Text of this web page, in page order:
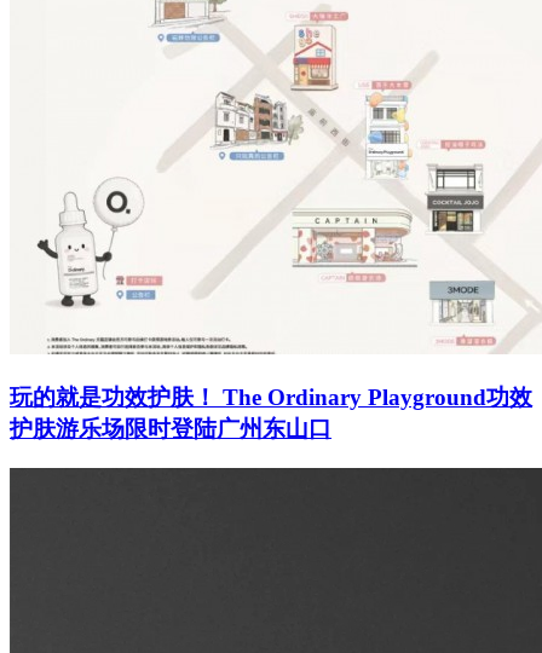
玩的就是功效护肤！ The Ordinary Playground功效
护肤游乐场限时登陆广州东山口